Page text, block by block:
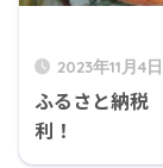
2023年11月4日
ふるさと納税
利！